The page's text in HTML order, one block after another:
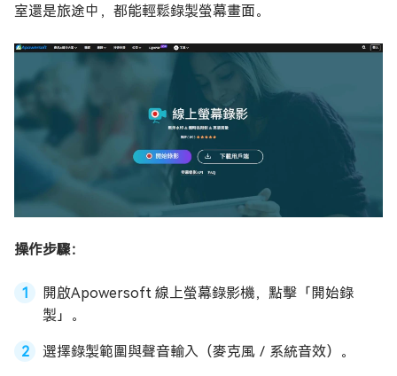
室還是旅途中，都能輕鬆錄製螢幕畫面。
操作步驟：
開啟Apowersoft 線上螢幕錄影機，點擊「開始錄
製」。
選擇錄製範圍與聲音輸入（麥克風／系統音效）。